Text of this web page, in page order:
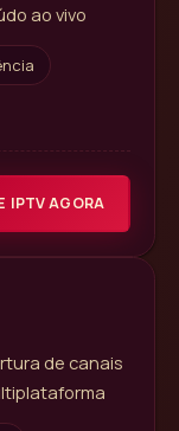
ao vivo
IPTV AGORA
de canais